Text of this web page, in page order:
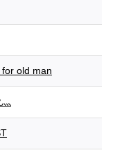
old man